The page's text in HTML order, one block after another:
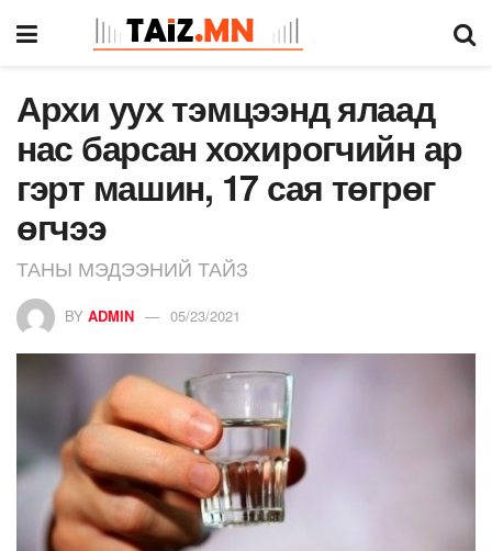
Архи уух тэмцээнд ялаад
нас барсан хохирогчийн ар
гэрт машин, 17 сая төгрөг
өгчээ
ТАНЫ МЭДЭЭНИЙ ТАЙЗ
BY ADMIN 05/23/2021